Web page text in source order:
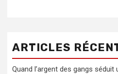
ARTICLES
Quand l’argent des gangs